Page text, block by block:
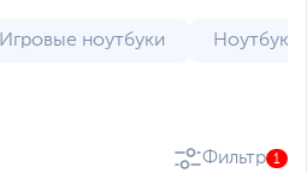
Игровые ноутбуки Ноутбуки
Фильтр 1